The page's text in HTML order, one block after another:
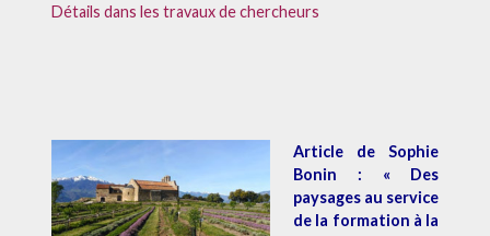
Détails dans les travaux de chercheurs
Article de Sophie
Bonin : « Des
paysages au service
de la formation à la